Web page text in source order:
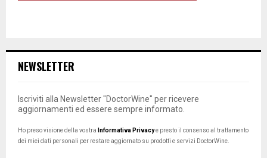
NEWSLETTER
Iscriviti alla Newsletter "DoctorWine" per ricevere
aggiornamenti ed essere sempre informato.
Ho preso visione della vostra Informativa Privacye presto il consenso al trattamento
dei miei dati personali per restare aggiornato su prodotti e servizi DoctorWine.